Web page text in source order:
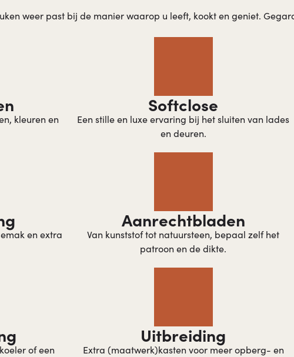
weer past bij de manier waarop u leeft, kookt en geniet.
kleuren en
Softclose
Een stille en luxe ervaring bij het sluiten van lades
en deuren.
en extra
Aanrechtbladen​
Van kunststof tot natuursteen, bepaal zelf het
patroon en de dikte.
of een
Uitbreiding​
Extra (maatwerk)kasten voor meer opberg- en